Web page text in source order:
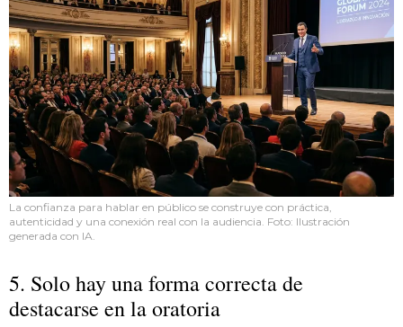
La confianza para hablar en público se construye con práctica,
autenticidad y una conexión real con la audiencia. Foto: Ilustración
generada con IA.
5. Solo hay una forma correcta de
destacarse en la oratoria